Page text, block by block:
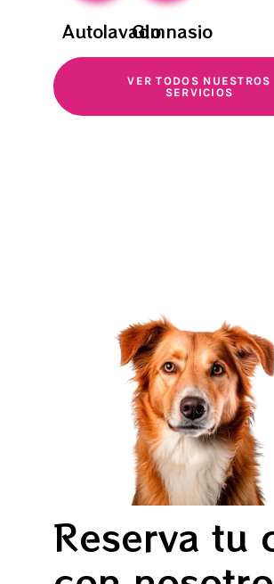
AutolavadoGimnasio
VER TODOS NUESTROS
SERVICIOS
Reserva tu